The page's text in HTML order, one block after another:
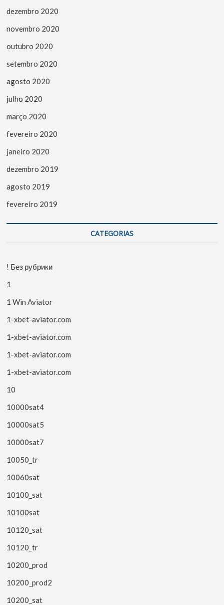
dezembro 2020
novembro 2020
outubro 2020
setembro 2020
agosto 2020
julho 2020
março 2020
fevereiro 2020
janeiro 2020
dezembro 2019
agosto 2019
fevereiro 2019
CATEGORIAS
! Без рубрики
1
1 Win Aviator
1-xbet-aviator.com
1-xbet-aviator.com
1-xbet-aviator.com
1-xbet-aviator.com
10
10000sat4
10000sat5
10000sat7
10050_tr
10060sat
10100_sat
10100sat
10120_sat
10120_tr
10200_prod
10200_prod2
10200_sat